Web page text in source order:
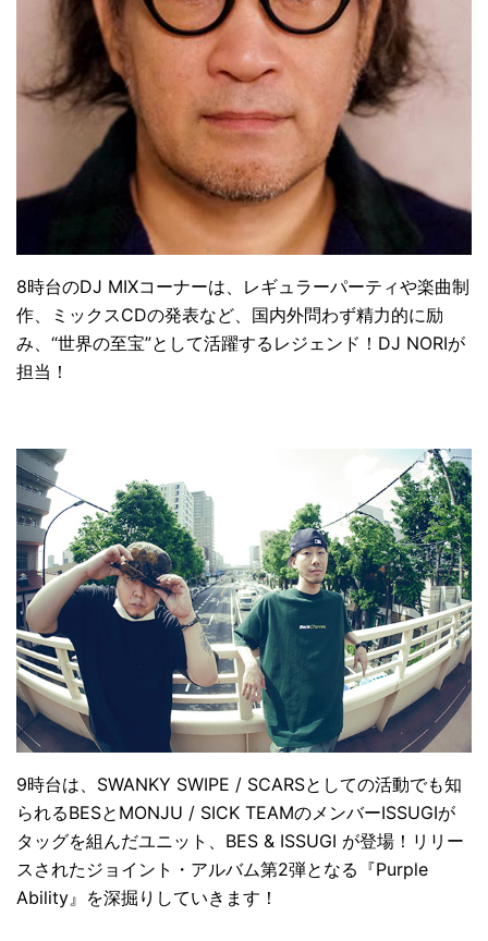
8時台のDJ MIXコーナーは、レギュラーパーティや楽曲制
作、ミックスCDの発表など、国内外問わず精力的に励
み、“世界の至宝”として活躍するレジェンド！DJ NORIが
担当！
9時台は、SWANKY SWIPE / SCARSとしての活動でも知
られるBESとMONJU / SICK TEAMのメンバーISSUGIが
タッグを組んだユニット、BES & ISSUGI が登場！リリー
スされたジョイント・アルバム第2弾となる『Purple
Ability』を深掘りしていきます！